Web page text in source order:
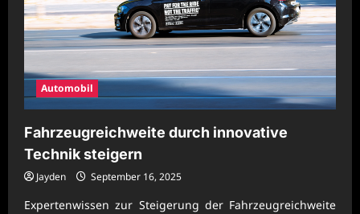
Automobil
Fahrzeugreichweite durch innovative
Technik steigern
Jayden September 16, 2025
Expertenwissen zur Steigerung der Fahrzeugreichweite